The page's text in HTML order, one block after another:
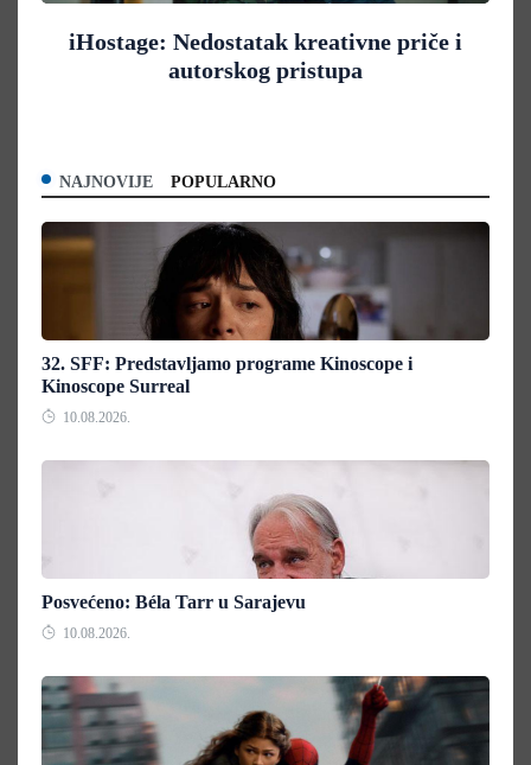
iHostage: Nedostatak kreativne priče i
autorskog pristupa
NAJNOVIJE POPULARNO
32. SFF: Predstavljamo programe Kinoscope i
Kinoscope Surreal
10.08.2026.
Posvećeno: Béla Tarr u Sarajevu
10.08.2026.